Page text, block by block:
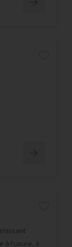
à l'usure, à